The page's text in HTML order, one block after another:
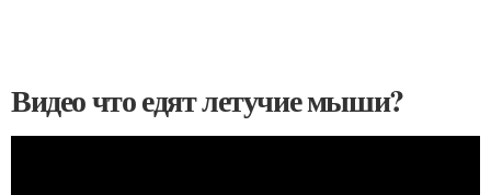
Видео что едят летучие мыши?